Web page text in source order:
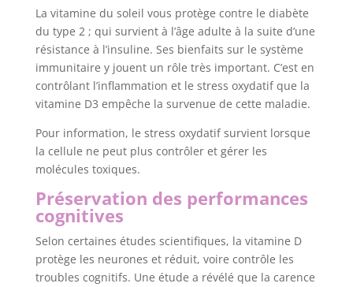
La vitamine du soleil vous protège contre le diabète
du type 2 ; qui survient à l’âge adulte à la suite d’une
résistance à l’insuline. Ses bienfaits sur le système
immunitaire y jouent un rôle très important. C’est en
contrôlant l’inflammation et le stress oxydatif que la
vitamine D3 empêche la survenue de cette maladie.
Pour information, le stress oxydatif survient lorsque
la cellule ne peut plus contrôler et gérer les
molécules toxiques.
Préservation des performances
cognitives
Selon certaines études scientifiques, la vitamine D
protège les neurones et réduit, voire contrôle les
troubles cognitifs. Une étude a révélé que la carence